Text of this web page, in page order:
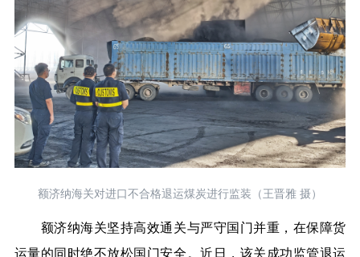
额济纳海关对进口不合格退运煤炭进行监装（王晋雅 摄）
额济纳海关坚持高效通关与严守国门并重，在保障货
运量的同时绝不放松国门安全。近日，该关成功监管退运